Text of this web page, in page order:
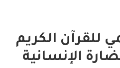
للقرآن الكريم
الإنسانية